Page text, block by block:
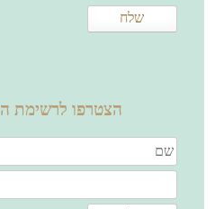
הצטרפו לרשימת